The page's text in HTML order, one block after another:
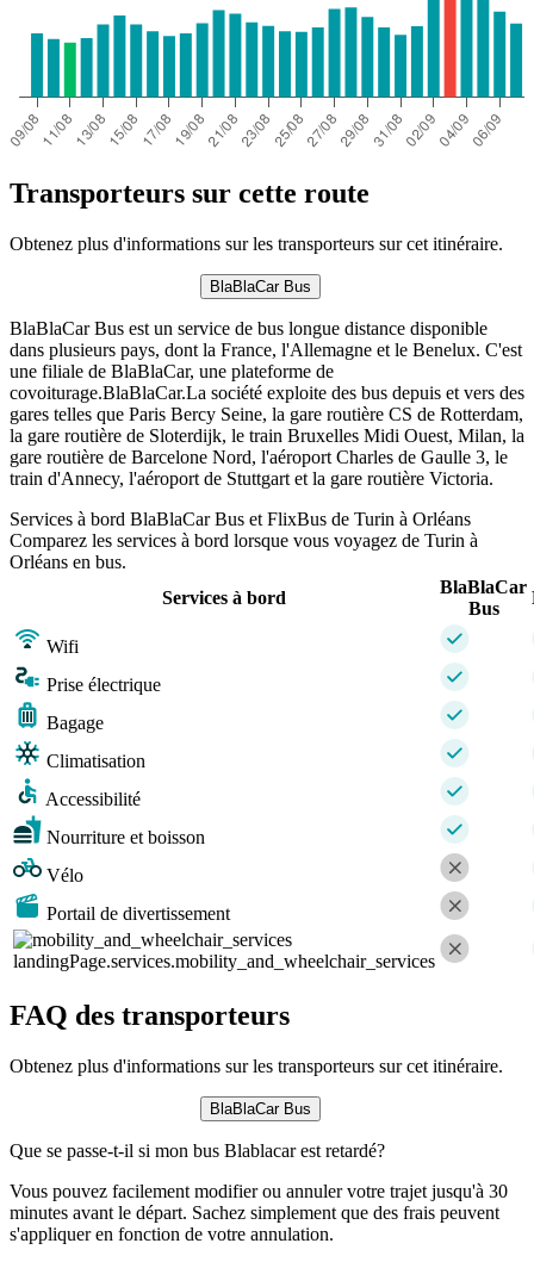
Transporteurs sur cette route
Obtenez plus d'informations sur les transporteurs sur cet itinéraire.
BlaBlaCar Bus
BlaBlaCar Bus est un service de bus longue distance disponible
dans plusieurs pays, dont la France, l'Allemagne et le Benelux. C'est
une filiale de BlaBlaCar, une plateforme de
covoiturage.BlaBlaCar.La société exploite des bus depuis et vers des
gares telles que Paris Bercy Seine, la gare routière CS de Rotterdam,
la gare routière de Sloterdijk, le train Bruxelles Midi Ouest, Milan, la
gare routière de Barcelone Nord, l'aéroport Charles de Gaulle 3, le
train d'Annecy, l'aéroport de Stuttgart et la gare routière Victoria.
Services à bord BlaBlaCar Bus et FlixBus de Turin à Orléans
Comparez les services à bord lorsque vous voyagez de Turin à
Orléans en bus.
Services à bord
BlaBlaCar
Bus
Wifi
Prise électrique
Bagage
Climatisation
Accessibilité
Nourriture et boisson
Vélo
Portail de divertissement
landingPage.services.mobility_and_wheelchair_services
FAQ des transporteurs
Obtenez plus d'informations sur les transporteurs sur cet itinéraire.
BlaBlaCar Bus
Que se passe-t-il si mon bus Blablacar est retardé?
Vous pouvez facilement modifier ou annuler votre trajet jusqu'à 30
minutes avant le départ. Sachez simplement que des frais peuvent
s'appliquer en fonction de votre annulation.